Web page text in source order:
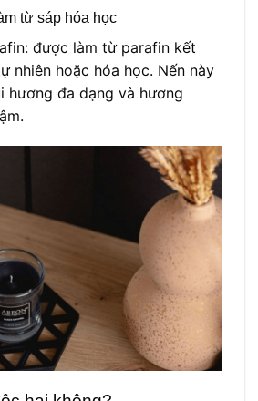
từ sáp hóa học
được làm từ parafin kết
nhiên hoặc hóa học. Nến này
hương đa dạng và hương